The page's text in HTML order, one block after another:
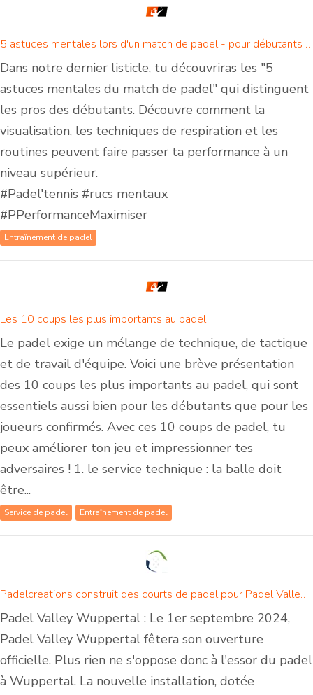
5 astuces mentales lors d'un match de padel - pour débutants et joueurs de padel confirmés
Dans notre dernier listicle, tu découvriras les "5
astuces mentales du match de padel" qui distinguent
les pros des débutants. Découvre comment la
visualisation, les techniques de respiration et les
routines peuvent faire passer ta performance à un
niveau supérieur.
#Padel'tennis #rucs mentaux
#PPerformanceMaximiser
Entraînement de padel
Les 10 coups les plus importants au padel
Le padel exige un mélange de technique, de tactique
et de travail d'équipe. Voici une brève présentation
des 10 coups les plus importants au padel, qui sont
essentiels aussi bien pour les débutants que pour les
joueurs confirmés. Avec ces 10 coups de padel, tu
peux améliorer ton jeu et impressionner tes
adversaires ! 1. le service technique : la balle doit
être...
Service de padel Entraînement de padel
Padelcreations construit des courts de padel pour Padel Valley Wuppertal - Ouverture le 1er septembre 2024
Padel Valley Wuppertal : Le 1er septembre 2024,
Padel Valley Wuppertal fêtera son ouverture
officielle. Plus rien ne s'oppose donc à l'essor du padel
à Wuppertal. La nouvelle installation, dotée